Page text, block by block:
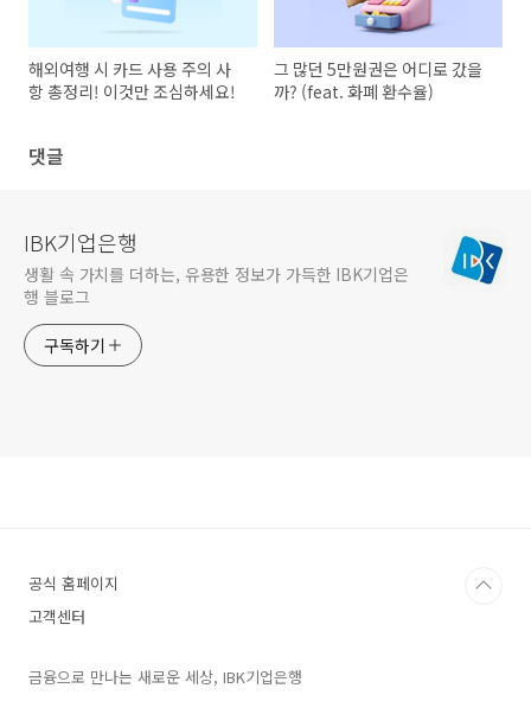
해외여행 시 카드 사용 주의 사
항 총정리! 이것만 조심하세요!
그 많던 5만원권은 어디로 갔을
까? (feat. 화폐 환수율)
댓글
IBK기업은행
생활 속 가치를 더하는, 유용한 정보가 가득한 IBK기업은
행 블로그
구독하기
공식 홈페이지
고객센터
금융으로 만나는 새로운 세상, IBK기업은행